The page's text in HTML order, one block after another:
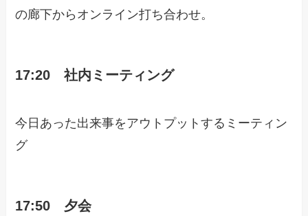
の廊下からオンライン打ち合わせ。
17:20 社内ミーティング
今日あった出来事をアウトプットするミーティン
グ
17:50 夕会